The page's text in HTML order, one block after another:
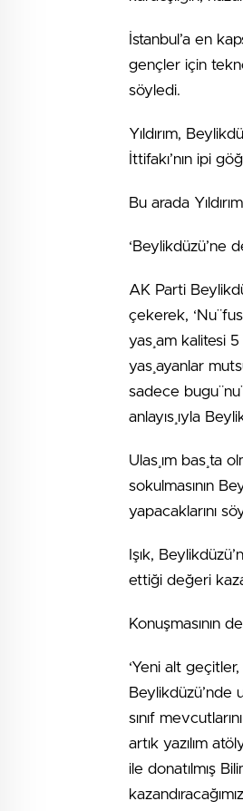
İstanbul’a en
gençler için
söyledi.
Yıldırım,
İttifakı’nın ipi
Bu arada
‘Beylikdüzü’ne
AK Parti
çekerek,
yas¸am kalitesi
yas¸ayanlar
sadece
anlayıs¸ıyla
Ulas¸ım bas¸ta
sokulmasının
yapacaklarını
Işık,
ettiği değeri
Konuşmasının
‘Yeni alt
Beylikdüzü’nde
sınıf
artık yazılım
ile donatılmış